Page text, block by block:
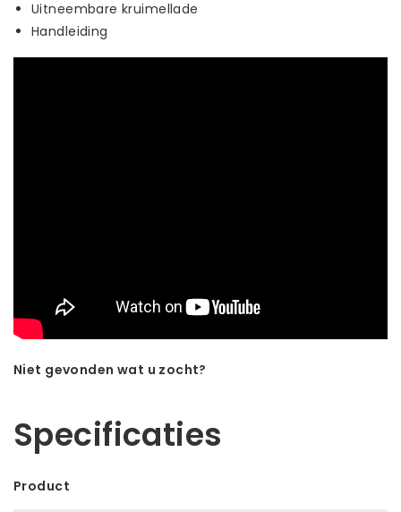
Uitneembare kruimellade
Handleiding
Niet gevonden wat u zocht?
Specificaties
Product